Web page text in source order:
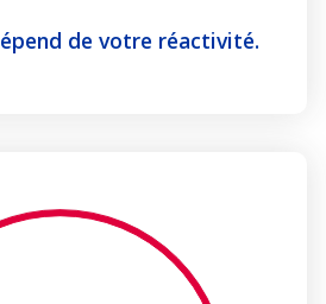
de votre réactivité.